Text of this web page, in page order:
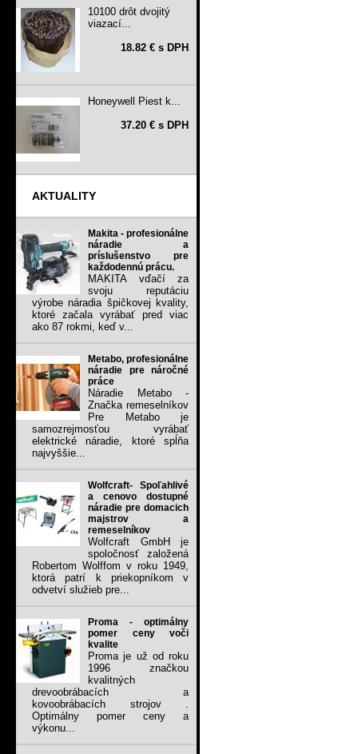
10100 drôt dvojitý
viazací...
18.82 € s DPH
Honeywell Piest k...
37.20 € s DPH
AKTUALITY
Makita - profesionálne
náradie a
príslušenstvo pre
každodennú prácu.
MAKITA vďačí za
svoju reputáciu
výrobe náradia špičkovej kvality,
ktoré začala vyrábať pred viac
ako 87 rokmi, keď v...
Metabo, profesionálne
náradie pre náročné
práce
Náradie Metabo -
Značka remeselníkov
Pre Metabo je
samozrejmosťou vyrábať
elektrické náradie, ktoré spĺňa
najvyššie...
Wolfcraft- Spoľahlivé
a cenovo dostupné
náradie pre domacich
majstrov a
remeselníkov
Wolfcraft GmbH je
spoločnosť založená
Robertom Wolffom v roku 1949,
ktorá patrí k priekopníkom v
odvetví služieb pre...
Proma - optimálny
pomer ceny voči
kvalite
Proma je už od roku
1996 značkou
kvalitných
drevoobrábacích a
kovoobrábacích strojov .
Optimálny pomer ceny a
výkonu...